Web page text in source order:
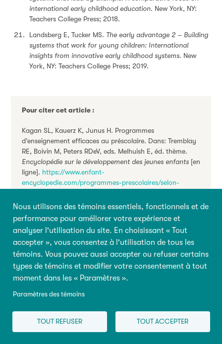
Nous utilisons des témoins essentiels, fonctionnels et de
performance pour améliorer votre expérience et
analyser l'utilisation du site. En choisissant « Tout
accepter », vous consentez à l'utilisation de tous les
témoins. Vous pouvez aussi accepter ou refuser certains
types de témoins et modifier votre consentement à tout
moment dans les « Paramètres ».
Paramètres des témoins
TOUT REFUSER TOUT ACCEPTER
international early childhood education. New York, NY:
Teachers College Press; 2018.
Landsberg E, Tucker MS. The early advantage 2 – Building
systems that work for young children: International
insights from innovative early childhood systems. New
York, NY: Teachers College Press; 2019.
Pour citer cet article :
Kagan SL, Kauerz K, Junus H. Programmes
d’enseignement efficaces au préscolaire. Dans: Tremblay
RE, Boivin M, Peters RDeV, eds. Melhuish E, éd. thème.
Encyclopédie sur le développement des jeunes enfants [en
ligne]. https://www.enfant-
encyclopedie.com/programmes-prescolaires/selon-
prescolaire
. Actualisé : Mars 2022. Consulté le 6 août
2026.
Partager